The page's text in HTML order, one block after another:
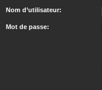
Nom d’utilisateur:
Mot de passe: